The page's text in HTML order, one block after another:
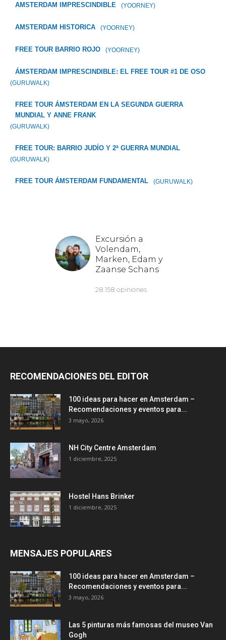
AMSTERDAM IMPRESCINDIBLE (YOORNEY)
AMSTERDAM HISTORICA (YOORNEY)
FREE TOUR BARRIO ROJO (YOORNEY)
ÁMSTERDAM IMPRESCINDIBLE: EL FREE TOUR #1 DE OSO
(GURUWALK)
FREE TOUR ÁMSTERDAM EN LA SEGUNDA GUERRA
MUNDIAL Y ANNE FRANK
(GURUWALK)
FREE TOUR: BARRIO JUDÍO Y 2ª GUERRA MUNDIAL
(GURUWALK)
FREE TOUR ÁMSTERDAM FUNDAMENTAL (GURUWALK)
RECOMENDACIONES DEL EDITOR
100 ideas para hacer en Amsterdam –
Recomendaciones y eventos para...
3 mayo, 2026
NH City Centre Amsterdam
1 diciembre, 2025
Hostel Hans Brinker
1 diciembre, 2025
MENSAJES POPULARES
100 ideas para hacer en Amsterdam –
Recomendaciones y eventos para...
3 mayo, 2026
Las 5 pinturas más famosas del museo Van
Gogh